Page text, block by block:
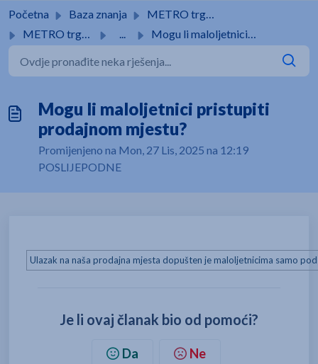
Početna Baza znanja
METRO trgovine
METRO trgovine
... Mogu li maloljetnici pristupiti prodajnom mjestu?
Mogu li maloljetnici pristupiti
prodajnom mjestu?
Promijenjeno na Mon, 27 Lis, 2025 na 12:19
POSLIJEPODNE
Ulazak na naša prodajna mjesta dopušten je maloljetnicima samo
Je li ovaj članak bio od pomoći?
Da Ne